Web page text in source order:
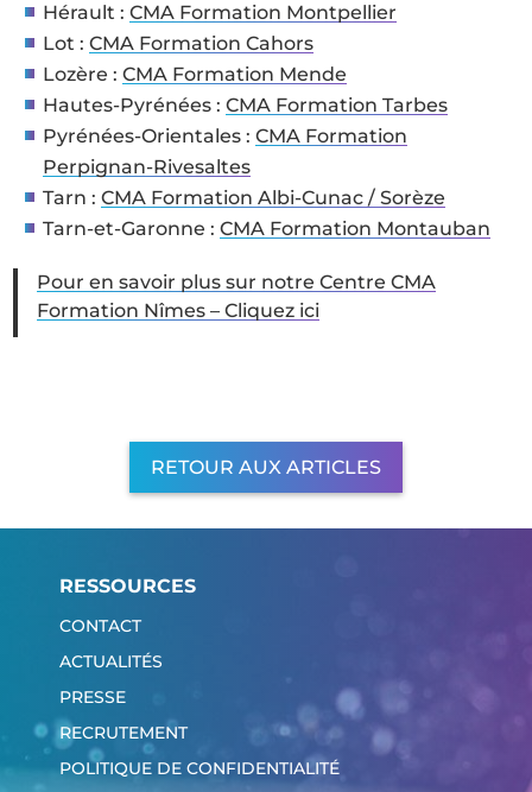
Hérault :CMA Formation Montpellier
Lot :CMA Formation Cahors
Lozère :CMA Formation Mende
Hautes-Pyrénées :CMA Formation Tarbes
Pyrénées-Orientales :CMA Formation
Perpignan-Rivesaltes
Tarn :CMA Formation Albi-Cunac / Sorèze
Tarn-et-Garonne :CMA Formation Montauban
Pour en savoir plus sur notre Centre CMA
Formation Nîmes – Cliquez ici
RETOUR AUX ARTICLES
RESSOURCES
CONTACT
ACTUALITÉS
PRESSE
RECRUTEMENT
POLITIQUE DE CONFIDENTIALITÉ